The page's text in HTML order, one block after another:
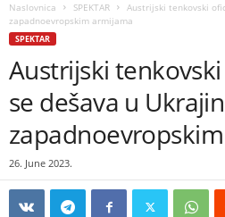
Naslovnica SPEKTAR
Austrijski tenkovski
zapadnoevropskim armijama
SPEKTAR
Austrijski
se dešava u
26. June 2023.